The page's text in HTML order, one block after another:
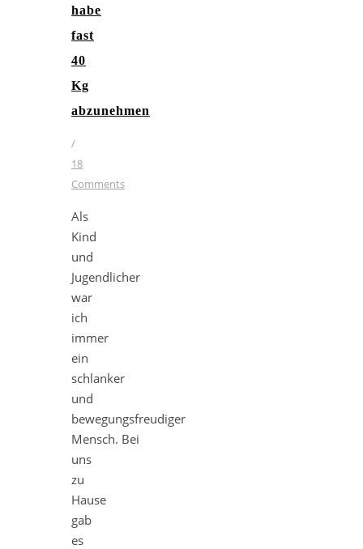
habe
fast
40
Kg
abzunehmen
/
18
Comments
Als
Kind
und
Jugendlicher
war
ich
immer
ein
schlanker
und
bewegungsfreudiger
Mensch. Bei
uns
zu
Hause
gab
es